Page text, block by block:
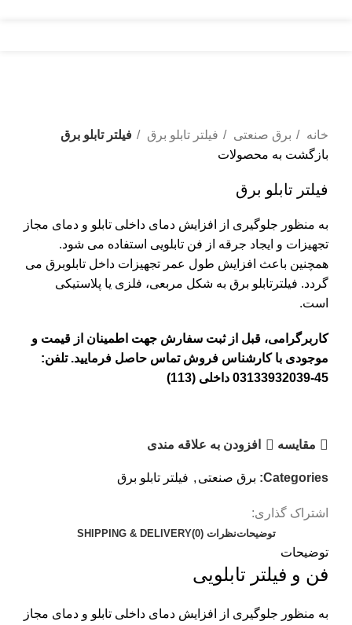
خانه
برق صنعتی فیلتر تابلو برق
فیلتر تابلو برق
بازگشت به محصولات
فیلتر تابلو برق
به منظور جلوگیری از افزایش دمای داخلی تابلو و دمای مجاز
تجهیزات و ایجاد جرقه از فن تابلویی استفاده می شود.
همچنین باعث افزایش طول عمر تجهیزات داخل تابلوبرق می
گردد. فیلترتابلو برق به شکل مربعی، فلزی یا پلاستیکی
است.
کاربرگرامی، قبل از ثبت سفارش جهت اطمینان از قیمت و
موجودی با کارشناس فروش تماس حاصل فرمایید. تلفن:
45-03133932039 داخلی (113)
مقايسه افزودن به علاقه مندی
Categories: برق صنعتی , فیلتر تابلو برق
اشتراک گذاری:
توضیحاتنظرات (0) SHIPPING & DELIVERY
توضیحات
فن و فیلتر تابلویی
به منظور جلوگیری از افزایش دمای داخلی تابلو و دمای مجاز